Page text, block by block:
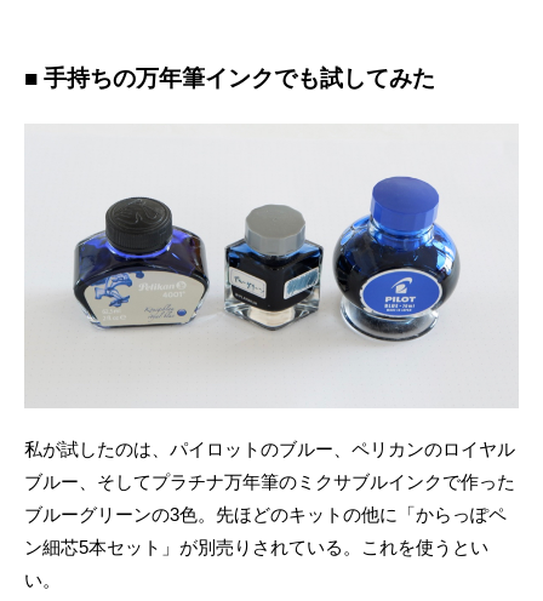
■ 手持ちの万年筆インクでも試してみた
私が試したのは、パイロットのブルー、ペリカンのロイヤル
ブルー、そしてプラチナ万年筆のミクサブルインクで作った
ブルーグリーンの3色。先ほどのキットの他に「からっぽペ
ン細芯5本セット」が別売りされている。これを使うとい
い。